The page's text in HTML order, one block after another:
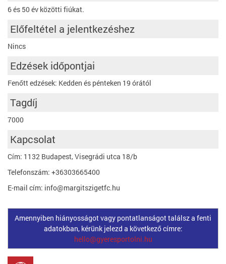
6 és 50 év közötti fiúkat.
Előfeltétel a jelentkezéshez
Nincs
Edzések időpontjai
Fenőtt edzések: Kedden és pénteken 19 órától
Tagdíj
7000
Kapcsolat
Cím: 1132 Budapest, Visegrádi utca 18/b
Telefonszám: +36303665400
E-mail cím: info@margitszigetfc.hu
Amennyiben hiányosságot vagy pontatlanságot találsz a fenti
adatokban, kérünk jelezd a következő címre:
hello@gyeresportolni.hu